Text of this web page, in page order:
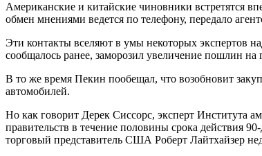
Американские и китайские чиновники встретятся
обмен мнениями ведется по телефону, передало
Эти контакты вселяют в умы некоторых экспертов
сообщалось ранее, заморозил увеличение пошлин
В то же время Пекин пообещал, что возобновит
автомобилей.
Но как говорит Дерек Сиссорс, эксперт Института
правительств в течение половины срока действия
торговый представитель США Роберт Лайтхайзер